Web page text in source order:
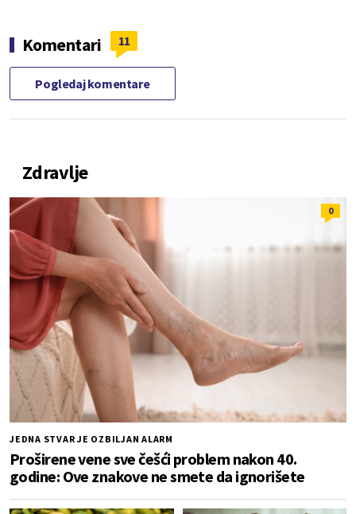
Komentari 11
Pogledaj komentare
Zdravlje
0
JEDNA STVAR JE OZBILJAN ALARM
Proširene vene sve češći problem nakon 40.
godine: Ove znakove ne smete da ignorišete